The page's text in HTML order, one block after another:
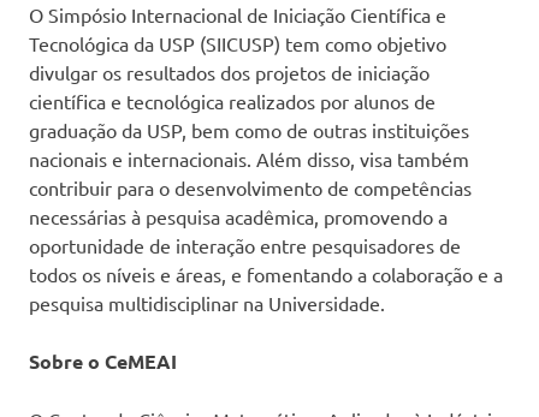
O Simpósio Internacional de Iniciação Científica e
Tecnológica da USP (SIICUSP) tem como objetivo
divulgar os resultados dos projetos de iniciação
científica e tecnológica realizados por alunos de
graduação da USP, bem como de outras instituições
nacionais e internacionais. Além disso, visa também
contribuir para o desenvolvimento de competências
necessárias à pesquisa acadêmica, promovendo a
oportunidade de interação entre pesquisadores de
todos os níveis e áreas, e fomentando a colaboração e a
pesquisa multidisciplinar na Universidade.
Sobre o CeMEAI